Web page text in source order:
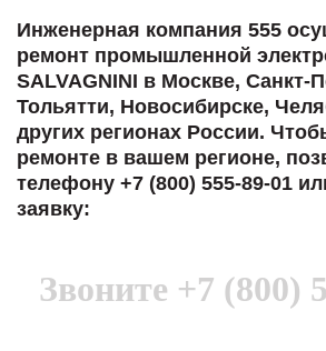
Инженерная компания 555
ремонт промышленной
SALVAGNINI в Москве, Санкт-
Тольятти, Новосибирске,
других регионах России.
ремонте в вашем регионе,
телефону +7 (800) 555-89-01
заявку:
Звоните +7 (800)